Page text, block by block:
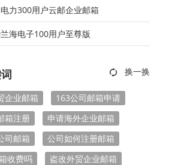
力300用户云邮企业邮箱
海电子100用户至尊版
企业邮箱
163公司邮箱申请
箱注册
申请海外企业邮箱
司邮箱
公司如何注册邮箱
收费吗
盗改外贸企业邮箱